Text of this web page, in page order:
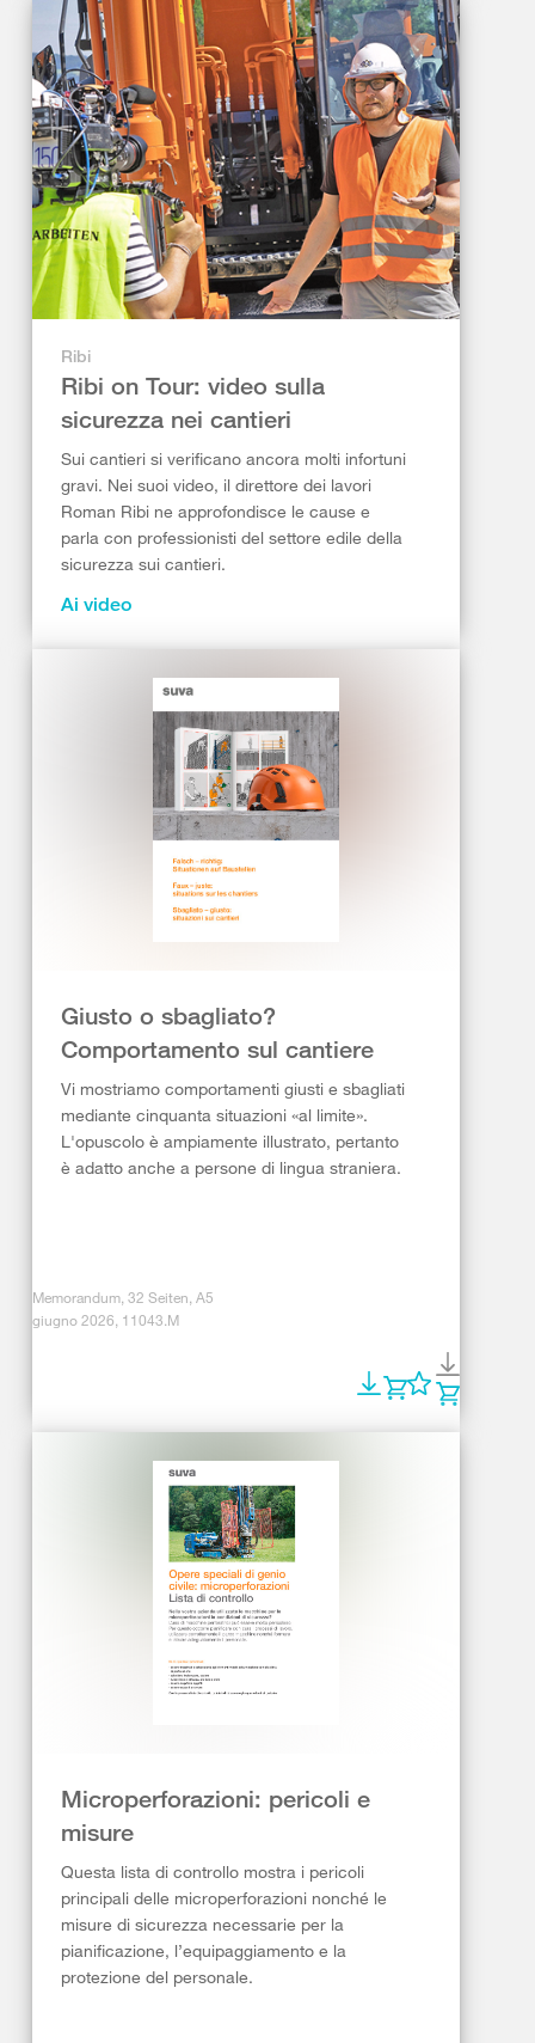
Ribi
Ribi on Tour: video sulla
sicurezza nei cantieri
Sui cantieri si verificano ancora molti infortuni
gravi. Nei suoi video, il direttore dei lavori
Roman Ribi ne approfondisce le cause e
parla con professionisti del settore edile della
sicurezza sui cantieri.
Ai video
Giusto o sbagliato?
Comportamento sul cantiere
Vi mostriamo comportamenti giusti e sbagliati
mediante cinquanta situazioni «al limite».
L'opuscolo è ampiamente illustrato, pertanto
è adatto anche a persone di lingua straniera.
Memorandum, 32 Seiten, A5
giugno 2026, 11043.M
Microperforazioni: pericoli e
misure
Questa lista di controllo mostra i pericoli
principali delle microperforazioni nonché le
misure di sicurezza necessarie per la
pianificazione, l’equipaggiamento e la
protezione del personale.